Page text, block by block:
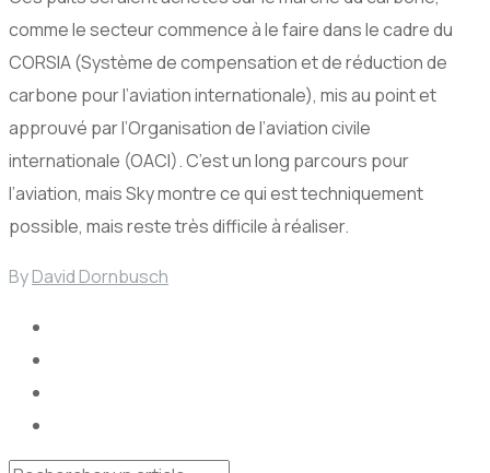
comme le secteur commence à le faire dans le cadre du
CORSIA (Système de compensation et de réduction de
carbone pour l’aviation internationale), mis au point et
approuvé par l’Organisation de l’aviation civile
internationale (OACI). C’est un long parcours pour
l’aviation, mais Sky montre ce qui est techniquement
possible, mais reste très difficile à réaliser.
ByDavid Dornbusch